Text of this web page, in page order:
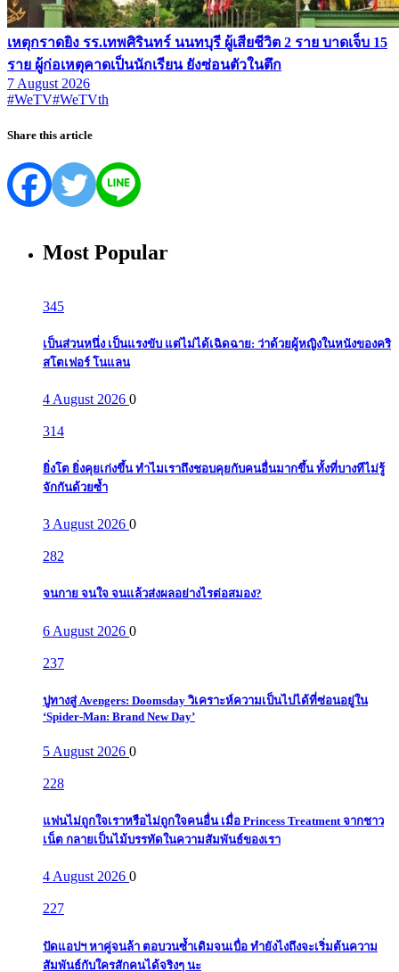
เหตุกราดยิง รร.เทพศิรินทร์ นนทบุรี ผู้เสียชีวิต 2 ราย บาดเจ็บ 15
ราย ผู้ก่อเหตุคาดเป็นนักเรียน ยังซ่อนตัวในตึก
7 August 2026
#WeTV#WeTVth
Share this article
Most Popular
345
เป็นส่วนหนึ่ง เป็นแรงขับ แต่ไม่ได้เฉิดฉาย: ว่าด้วยผู้หญิงในหนังของคริ
สโตเฟอร์ โนแลน
4 August 2026 0
314
ยิ่งโต ยิ่งคุยเก่งขึ้น ทำไมเราถึงชอบคุยกับคนอื่นมากขึ้น ทั้งที่บางทีไม่รู้
จักกันด้วยซ้ำ
3 August 2026 0
282
จนกาย จนใจ จนแล้วส่งผลอย่างไรต่อสมอง?
6 August 2026 0
237
ปูทางสู่ Avengers: Doomsday วิเคราะห์ความเป็นไปได้ที่ซ่อนอยู่ใน
‘Spider-Man: Brand New Day’
5 August 2026 0
228
แฟนไม่ถูกใจเราหรือไม่ถูกใจคนอื่น เมื่อ Princess Treatment จากชาว
เน็ต กลายเป็นไม้บรรทัดในความสัมพันธ์ของเรา
4 August 2026 0
227
ปัดแอปฯ หาคู่จนล้า ตอบวนซ้ำเดิมจนเบื่อ ทำยังไงถึงจะเริ่มต้นความ
สัมพันธ์กับใครสักคนได้จริงๆ นะ